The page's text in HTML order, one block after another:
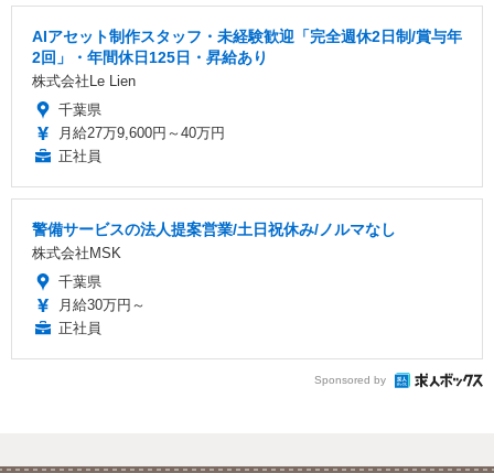
AIアセット制作スタッフ・未経験歓迎「完全週休2日制/賞与年
2回」・年間休日125日・昇給あり
株式会社Le Lien
千葉県
月給27万9,600円～40万円
正社員
警備サービスの法人提案営業/土日祝休み/ノルマなし
株式会社MSK
千葉県
月給30万円～
正社員
Sponsored by